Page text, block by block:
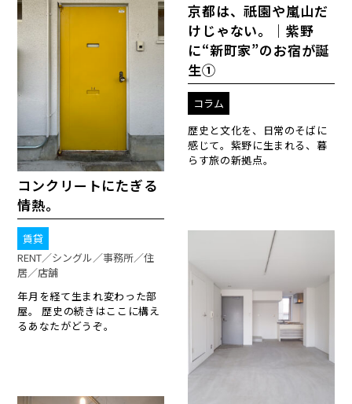
京都は、祇園や嵐山だ
けじゃない。｜紫野
に“新町家”のお宿が誕
生①
コラム
歴史と文化を、日常のそばに
感じて。紫野に生まれる、暮
らす旅の新拠点。
コンクリートにたぎる
情熱。
賃貸
RENT／シングル／事務所／住
居／店舗
年月を経て生まれ変わった部
屋。 歴史の続きはここに構え
るあなたがどうぞ。